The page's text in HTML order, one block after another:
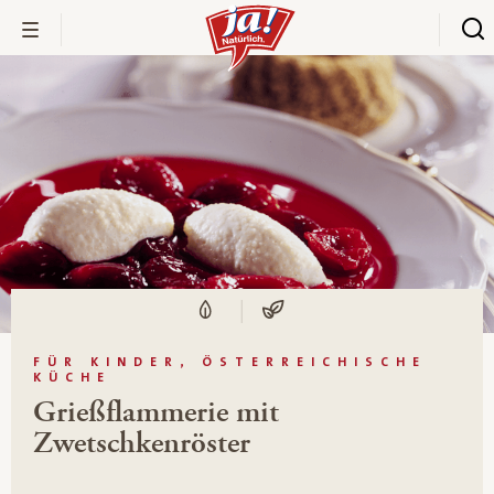
FÜR KINDER, ÖSTERREICHISCHE
KÜCHE
Grießflammerie mit
Zwetschkenröster